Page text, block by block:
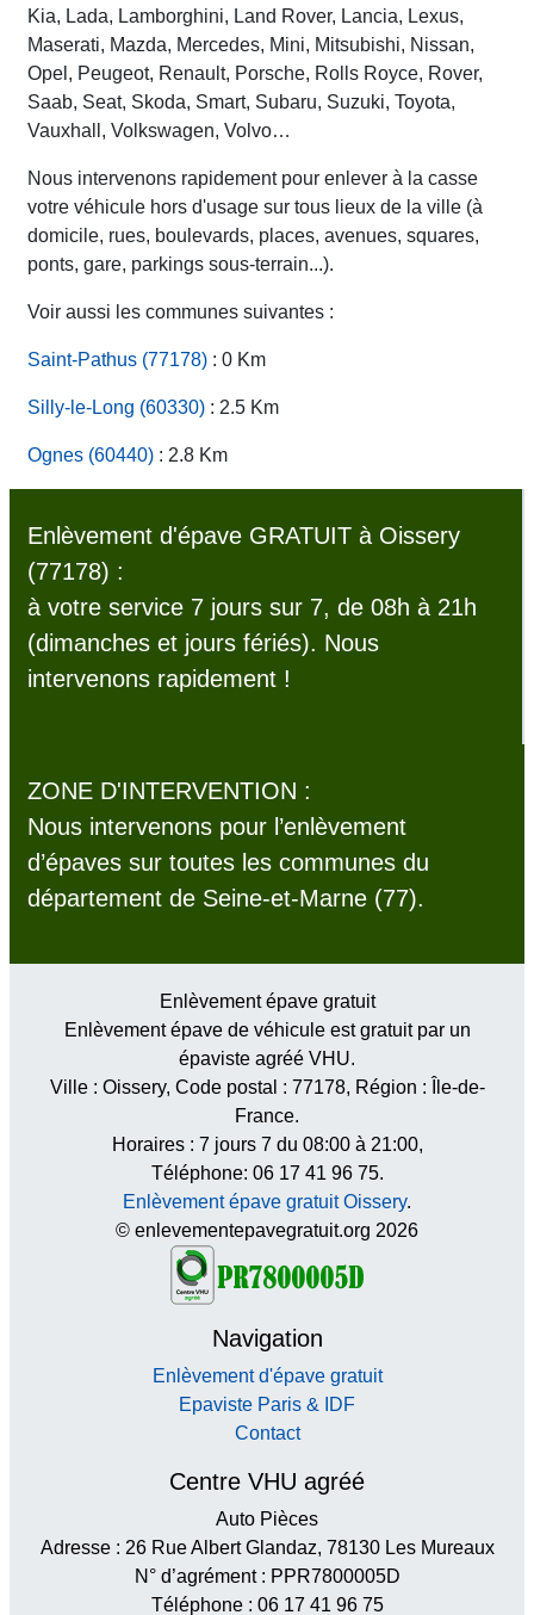
Kia, Lada, Lamborghini, Land Rover, Lancia, Lexus,
Maserati, Mazda, Mercedes, Mini, Mitsubishi, Nissan,
Opel, Peugeot, Renault, Porsche, Rolls Royce, Rover,
Saab, Seat, Skoda, Smart, Subaru, Suzuki, Toyota,
Vauxhall, Volkswagen, Volvo…
Nous intervenons rapidement pour enlever à la casse
votre véhicule hors d'usage sur tous lieux de la ville (à
domicile, rues, boulevards, places, avenues, squares,
ponts, gare, parkings sous-terrain...).
Voir aussi les communes suivantes :
Saint-Pathus (77178) : 0 Km
Silly-le-Long (60330) : 2.5 Km
Ognes (60440) : 2.8 Km
Enlèvement d'épave GRATUIT à Oissery
(77178) :
à votre service 7 jours sur 7, de 08h à 21h
(dimanches et jours fériés). Nous
intervenons rapidement !
ZONE D'INTERVENTION :
Nous intervenons pour l’enlèvement
d’épaves sur toutes les communes du
département de Seine-et-Marne (77).
Enlèvement épave gratuit
Enlèvement épave de véhicule est gratuit par un
épaviste agréé VHU.
Ville : Oissery, Code postal : 77178, Région :
Île-de-
France.
Horaires : 7 jours 7 du 08:00 à 21:00,
Téléphone: 06 17 41 96 75.
Enlèvement épave gratuit Oissery.
© enlevementepavegratuit.org 2026
Navigation
Enlèvement d'épave gratuit
Epaviste Paris & IDF
Contact
Centre VHU agréé
Auto Pièces
Adresse : 26 Rue Albert Glandaz, 78130 Les Mureaux
N° d’agrément : PPR7800005D
Téléphone : 06 17 41 96 75